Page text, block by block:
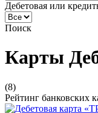
Дебетовая или
Поиск
Карты
(8)
Рейтинг банковских